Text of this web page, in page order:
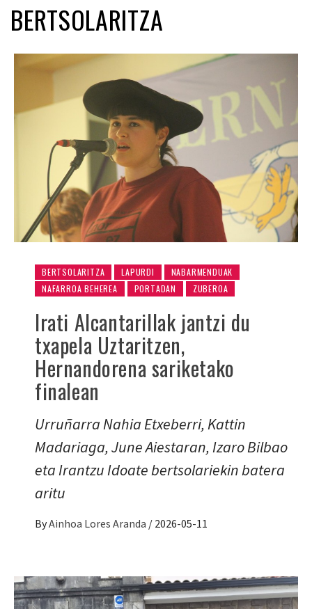
BERTSOLARITZA
BERTSOLARITZA LAPURDI
NABARMENDUAK
NAFARROA BEHEREA
PORTADAN ZUBEROA
Irati Alcantarillak jantzi du
txapela Uztaritzen,
Hernandorena sariketako
finalean
Urruñarra Nahia Etxeberri, Kattin
Madariaga, June Aiestaran, Izaro Bilbao
eta Irantzu Idoate bertsolariekin batera
aritu
ByAinhoa Lores Aranda / 2026-05-11